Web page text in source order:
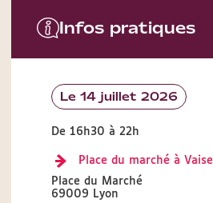
Infos pratiques
Le 14 juillet 2026
De 16h30 à 22h
Place du marché à Vaise
Place du Marché
69009 Lyon